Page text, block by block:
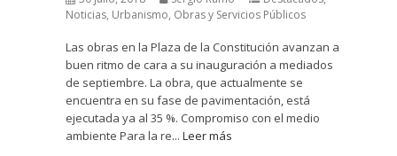
Noticias, Urbanismo, Obras y Servicios Públicos
Las obras en la Plaza de la Constitución avanzan a
buen ritmo de cara a su inauguración a mediados
de septiembre. La obra, que actualmente se
encuentra en su fase de pavimentación, está
ejecutada ya al 35 %. Compromiso con el medio
ambiente Para la re... Leer más